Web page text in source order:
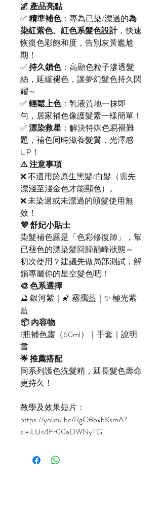
🌌產品亮點
✅精準補色：專為已染/漂過的為
染紅紫色、紅色系髮色設計，快速
恢復色彩飽和度，告別灰黃尷尬
期！
✅持久鎖色：高顯色粒子滲透髮
絲，延緩褪色，讓夢幻髮色持久閃
耀～
✅輕鬆上色：乳液質地一抹即
勻，居家補色像護髮素一樣簡單！
✅漂染救星 ：解決特殊色易褪難
題，補色同時滋養髮質，光澤感
UP！
⚠️ 注意事項
❌ 不適用於原生黑髮/白髮（需先
漂淺至淺金色才能顯色）。
❌ 未染過或未漂過的頭髮使用無
效！
💜 舒妃小貼士
染髮補色露是「色彩修復師」，幫
已褪色的漂染髮回歸巔峰狀態～
初次使用？建議先做局部測試，解
鎖專屬你的星空髮色吧！
🎨 色系選擇
🔮 銀河紫｜🌠 霧靄藍｜✨ 極光紫
藍
📦 內容物
1瓶補色露（60ml）｜手套｜說明
書
🌟 推薦搭配
同系列護色洗髮精，延長髮色壽命
更持久！
教學及效果短片：
https://youtu.be/RgCBbxbKsmA?
si=iLUs4Fr00aDWNyTG